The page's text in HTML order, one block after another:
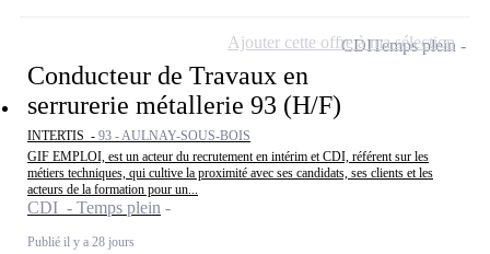
Conducteur de Travaux en
serrurerie métallerie 93 (H/F)
INTERTIS - 93 - AULNAY-SOUS-BOIS
GIF EMPLOI, est un acteur du recrutement en intérim et CDI, référent sur les
métiers techniques, qui cultive la proximité avec ses candidats, ses clients et les
acteurs de la formation pour un...
CDI - Temps plein
Publié il y a 28 jours
CDITemps plein
Ajouter cette offre à ma sélection